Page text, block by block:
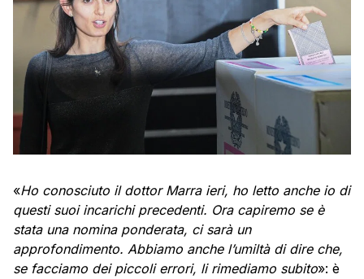
«Ho conosciuto il dottor Marra ieri, ho letto anche io di
questi suoi incarichi precedenti. Ora capiremo se è
stata una nomina ponderata, ci sarà un
approfondimento. Abbiamo anche l’umiltà di dire che,
se facciamo dei piccoli errori, li rimediamo subito»: è